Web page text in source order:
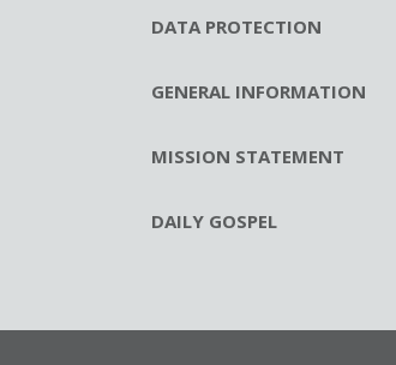
DATA PROTECTION
GENERAL INFORMATION
MISSION STATEMENT
DAILY GOSPEL